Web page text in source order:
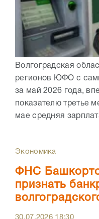
Волгоградская
регионов ЮФО с
за май 2026 года,
показателю третье
мае средняя
Экономика
ФНС
признать
30.07.2026 18:30